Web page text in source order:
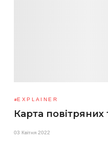
EXPLAINER
Карта повітряних
03 Квітня 2022